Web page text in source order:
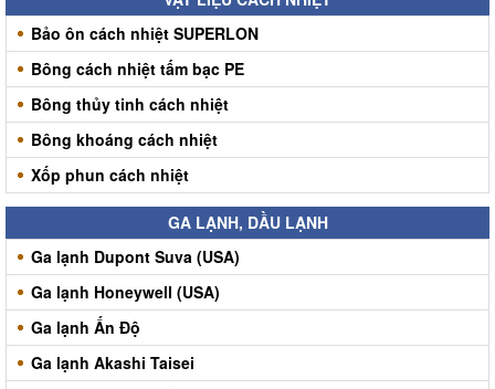
Bảo ôn cách nhiệt SUPERLON
Bông cách nhiệt tấm bạc PE
Bông thủy tinh cách nhiệt
Bông khoáng cách nhiệt
Xốp phun cách nhiệt
GA LẠNH, DẦU LẠNH
Ga lạnh Dupont Suva (USA)
Ga lạnh Honeywell (USA)
Ga lạnh Ấn Độ
Ga lạnh Akashi Taisei